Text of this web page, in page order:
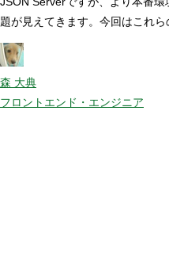
題が見えてきます。今回はこれ
森 大典
フロントエンド・エンジニア